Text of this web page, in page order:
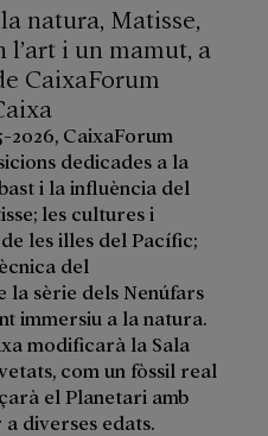
natura, Matisse,
i un mamut, a
CaixaForum
2026, CaixaForum
dedicades a la
i la influència del
les cultures i
les illes del Pacífic;
del
la sèrie dels Nenúfars
immersiu a la natura.
modificarà la Sala
com un fòssil real
el Planetari amb
diverses edats.